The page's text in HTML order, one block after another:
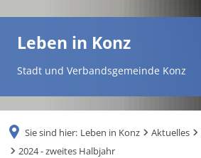
Leben in Konz
Stadt und Verbandsgemeinde Konz
Sie sind hier: Leben in Konz Aktuelles
2024 - zweites Halbjahr